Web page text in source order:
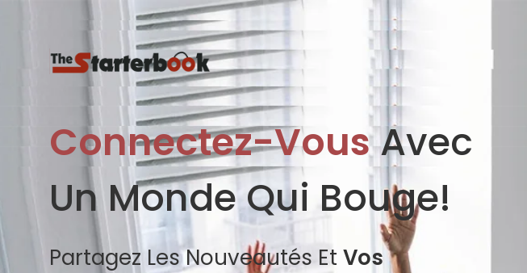
Connectez-VousAvec
Un Monde Qui Bouge!
Partagez Les Nouveautés Et Vos